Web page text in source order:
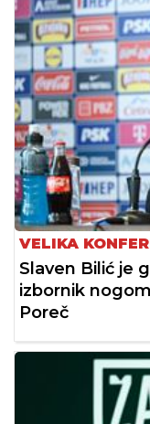
VELIKA
Slaven Bilić je
izbornik
Poreč